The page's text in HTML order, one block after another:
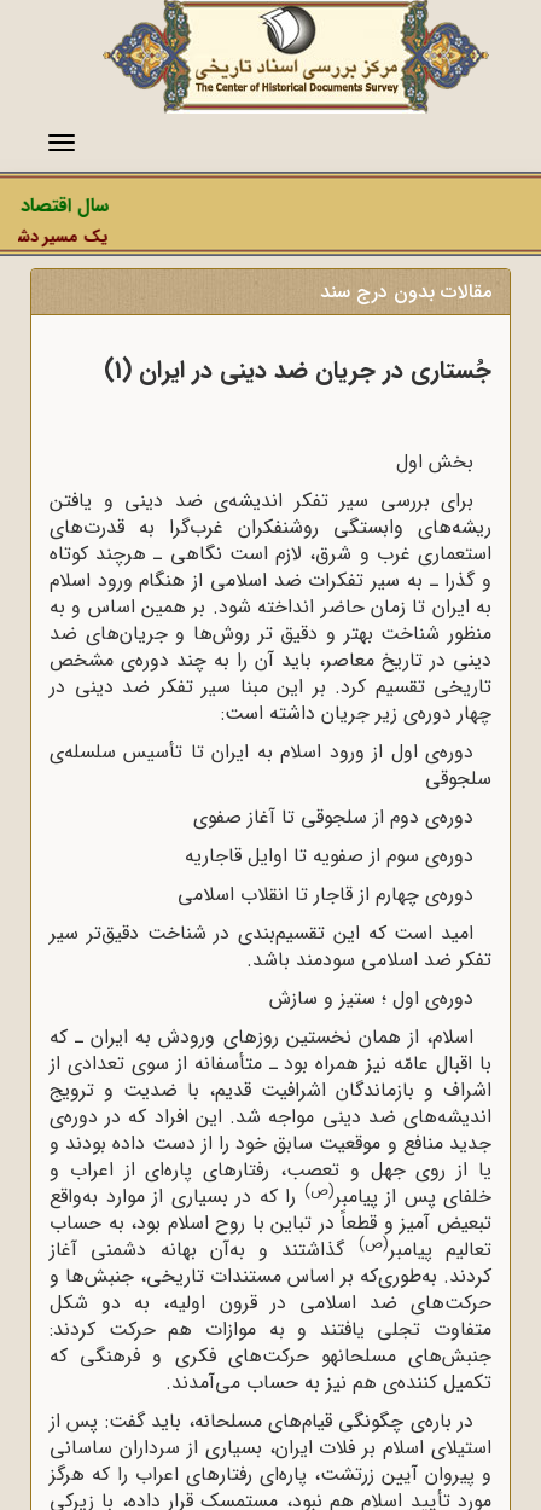
منو
سال اقتصاد
یک مسیر
مقالات بدون درج سند
جُستاری در جریان ضد دینی در ایران (1)
بخش اول
برای بررسی سیر تفکر اندیشه‌ی ضد دینی و یافتن
ریشه‌های وابستگی روشنفکران غرب‌گرا به قدرت‌های
استعماری غرب و شرق، لازم است نگاهی ـ هرچند کوتاه
و گذرا ـ به سیر تفکرات ضد اسلامی از هنگام ورود اسلام
به ایران تا زمان حاضر انداخته شود. بر همین اساس و به
منظور شناخت بهتر و دقیق ‌تر روش‌ها و جریان‌های ضد
دینی در تاریخ معاصر، باید آن را به چند دوره‌ی مشخص
تاریخی تقسیم کرد. بر این مبنا سیر تفکر ضد دینی در
چهار دوره‌ی زیر جریان داشته است:
دوره‌ی اول از ورود اسلام به ایران تا تأسیس سلسله‌ی
سلجوقی
دوره‌ی دوم از سلجوقی تا آغاز صفوی
دوره‌ی سوم از صفویه تا اوایل قاجاریه
دوره‌ی چهارم از قاجار تا انقلاب اسلامی
امید است که این تقسیم‌بندی در شناخت دقیق‌تر سیر
تفکر ضد اسلامی سودمند باشد.
دوره‌ی اول ؛ ستیز و سازش
اسلام، از همان نخستین روزهای ورودش به ایران ـ که
با اقبال عامّه نیز همراه بود ـ متأسفانه از سوی تعدادی از
اشراف و بازماندگان اشرافیت قدیم، با ضدیت و ترویج
اندیشه‌های ضد دینی مواجه شد. این افراد که در دوره‌ی
جدید منافع و موقعیت سابق خود را از دست داده بودند و
یا از روی جهل و تعصب، رفتارهای پاره‌ای از اعراب و
خلفای پس از پیامبر(ص) را که در بسیاری از موارد به‌واقع
تبعیض آمیز و قطعاً در تباین با روح اسلام بود، به حساب
تعالیم پیامبر(ص)
‌گذاشتند و به‌آن بهانه دشمنی آغاز
کردند. به‌طوری‌که بر اساس مستندات تاریخی، جنبش‌ها و
حرکت‌های‌ ضد اسلامی در قرون اولیه، به دو شکل
متفاوت تجلی یافتند و به موازات هم حرکت کردند:
جنبش‌های مسلحانهو حرکت‌های فکری و فرهنگی که
تکمیل کننده‌ی هم نیز به حساب می‌آمدند.
در باره‌ی چگونگی قیام‌های مسلحانه، باید گفت: پس از
استیلای اسلام بر فلات ایران، بسیاری از سرداران ساسانی
و پیروان آیین زرتشت، پاره‌ای رفتارهای اعراب را که هرگز
مورد تأیید اسلام هم نبود، مستمسک قرار داده، با زیرکی